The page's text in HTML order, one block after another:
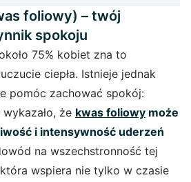
foliowy) – twój
spokoju
75% kobiet zna to
ciepła. Istnieje jednak
pomóc zachować spokój:
że kwas foliowy może
i intensywność uderzeń
na wszechstronność tej
wspiera nie tylko w czasie